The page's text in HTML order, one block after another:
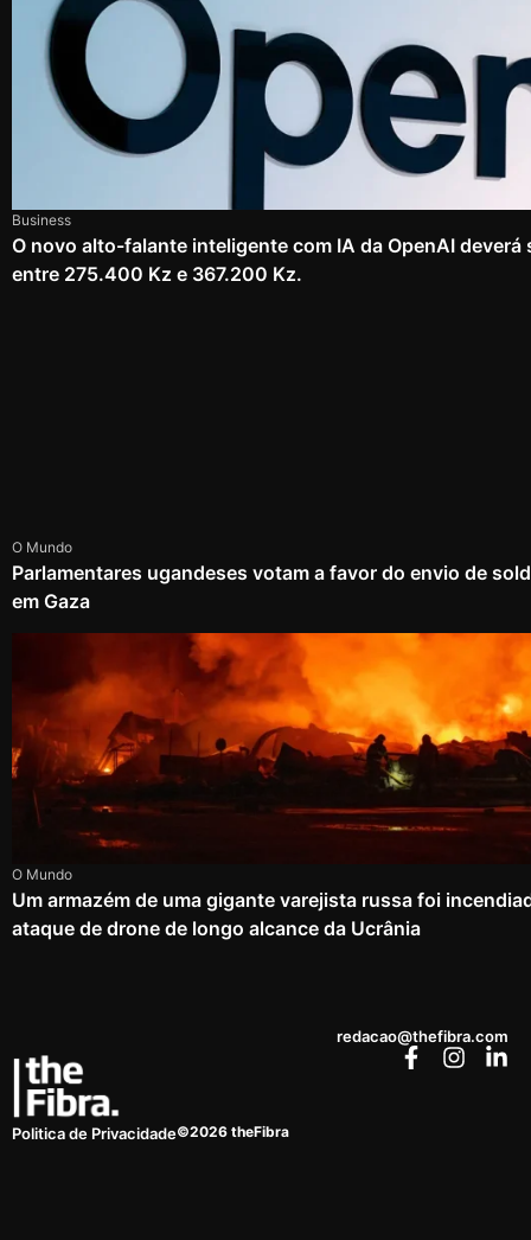
Business
O novo alto-falante inteligente com IA da OpenAI
entre 275.400 Kz e 367.200 Kz.
O Mundo
Parlamentares ugandeses votam a favor do envio de
em Gaza
O Mundo
Um armazém de uma gigante varejista russa foi
ataque de drone de longo alcance da Ucrânia
redacao@thefibra.com
Politica de Privacidade©2026 theFibra